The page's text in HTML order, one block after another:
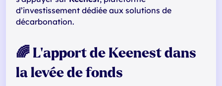
d’investissement dédiée aux solutions de
décarbonation.
🌈 L’apport de Keenest dans
la levée de fonds